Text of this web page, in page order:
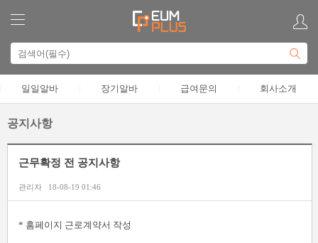
일일알바 장기알바 급여문의 회사소개
공지사항
근무확정 전 공지사항
관리자 18-08-19 01:46
본문
* 홈페이지 근로계약서 작성